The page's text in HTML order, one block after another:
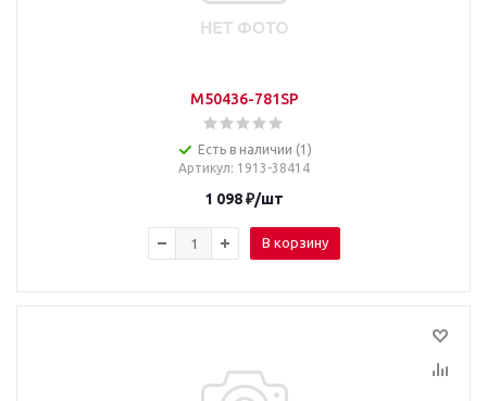
M50436-781SP
Есть в наличии (1)
Артикул: 1913-38414
1 098₽/шт
В корзину